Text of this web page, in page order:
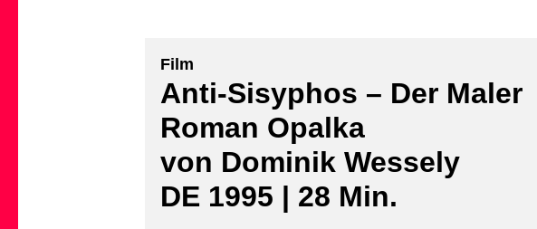
Film
Anti-Sisyphos – Der Maler
Roman Opalka
von Dominik Wessely
DE 1995 | 28 Min.